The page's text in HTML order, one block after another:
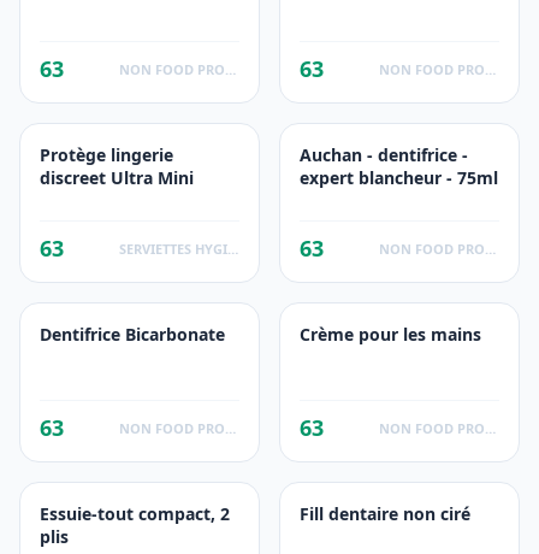
63 63
Protège lingerie
discreet Ultra Mini
63
Auchan - dentifrice -
expert blancheur - 75ml
63
Dentifrice Bicarbonate
63
Crème pour les mains
63
Essuie-tout compact, 2
plis
Fill dentaire non ciré